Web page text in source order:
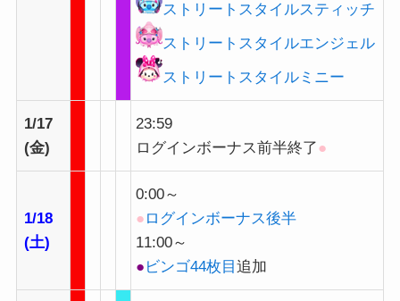
ストリートスタイルスティッチ
ストリートスタイルエンジェル
ストリートスタイルミニー
1/17
(金)
23:59
ログインボーナス前半終了●
1/18
(土)
0:00～
● ログインボーナス後半
11:00～
● ビンゴ44枚目 追加